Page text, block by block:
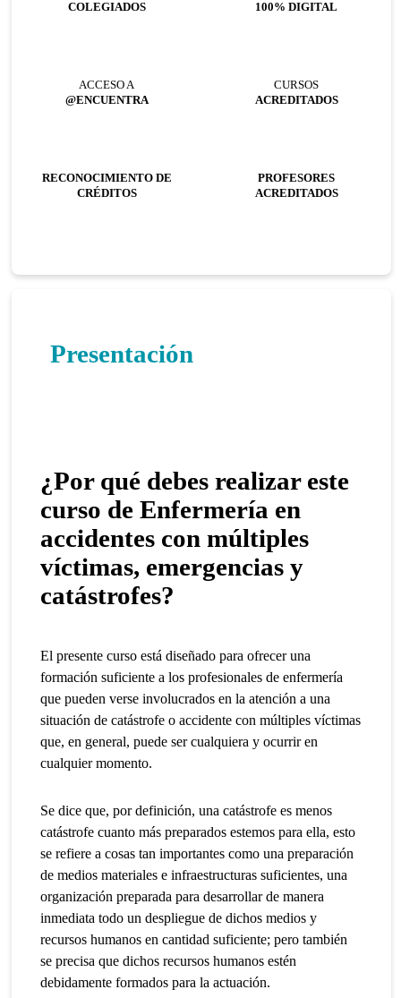
COLEGIADOS
100% DIGITAL
ACCESO A
@ENCUENTRA
CURSOS
ACREDITADOS
RECONOCIMIENTO DE
CRÉDITOS
PROFESORES
ACREDITADOS
Presentación
¿Por qué debes realizar este
curso de Enfermería en
accidentes con múltiples
víctimas, emergencias y
catástrofes?
El presente curso está diseñado para ofrecer una
formación suficiente a los profesionales de enfermería
que pueden verse involucrados en la atención a una
situación de catástrofe o accidente con múltiples víctimas
que, en general, puede ser cualquiera y ocurrir en
cualquier momento.
Se dice que, por definición, una catástrofe es menos
catástrofe cuanto más preparados estemos para ella, esto
se refiere a cosas tan importantes como una preparación
de medios materiales e infraestructuras suficientes, una
organización preparada para desarrollar de manera
inmediata todo un despliegue de dichos medios y
recursos humanos en cantidad suficiente; pero también
se precisa que dichos recursos humanos estén
debidamente formados para la actuación.